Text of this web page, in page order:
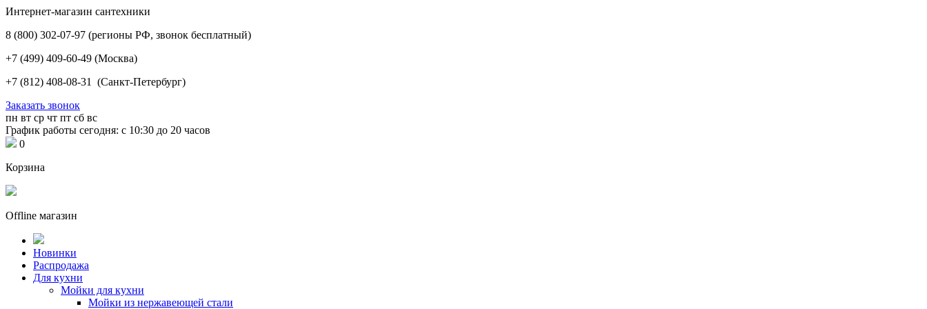
Интернет-магазин сантехники
8 (800) 302-07-97 (регионы РФ, звонок бесплатный)
+7 (499) 409-60-49 (Москва)
+7 (812) 408-08-31 (Санкт-Петербург)
Заказать звонок
пн вт ср чт пт сб вс
График работы сегодня: с 10:30 до 20 часов
0
Корзина
Offline магазин
Новинки
Распродажа
Для кухни
Мойки для кухни
Мойки из нержавеющей стали